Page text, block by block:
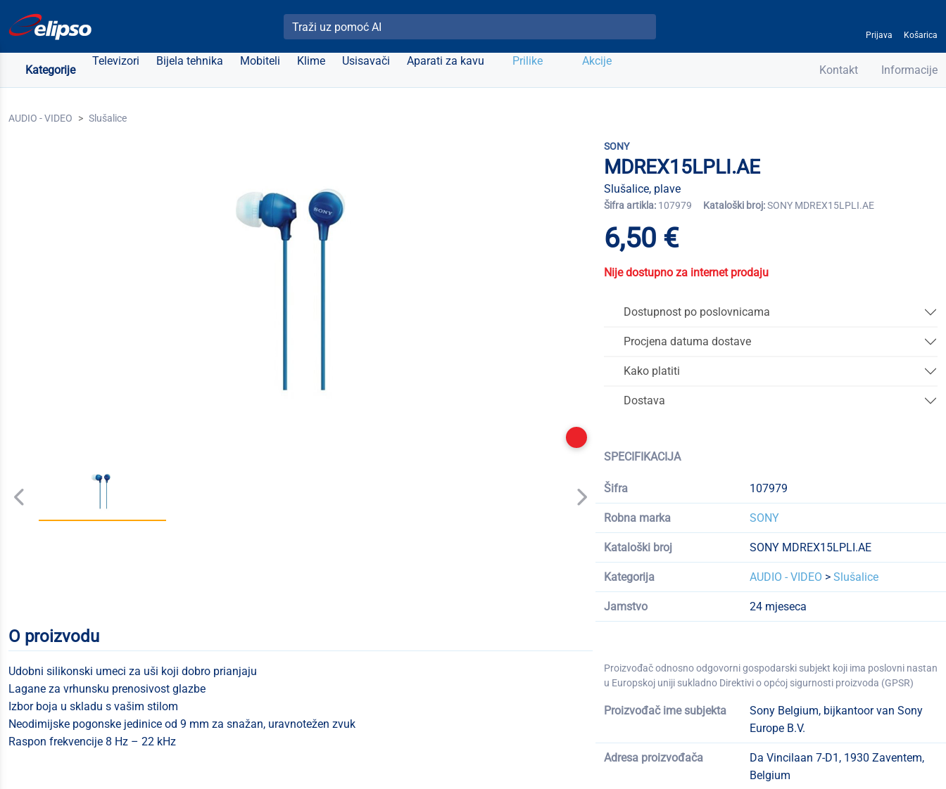
Pretraži Elipso
Prijava Košarica
Kategorije
Televizori Bijela tehnika Mobiteli Klime Usisavači Aparati za kavu Prilike Akcije
Kontakt Informacije
AUDIO - VIDEO Slušalice
SONY
MDREX15LPLI.AE
Slušalice, plave
Šifra artikla: 107979 Kataloški broj:SONY MDREX15LPLI.AE
6,50 €
Nije dostupno za internet prodaju
Dostupnost po poslovnicama
Procjena datuma dostave
Kako platiti
Dostava
SPECIFIKACIJA
Šifra 107979
Robna marka SONY
Kataloški broj SONY MDREX15LPLI.AE
Kategorija AUDIO - VIDEO >Slušalice
Jamstvo 24 mjeseca
Proizvođač odnosno odgovorni gospodarski subjekt koji ima poslovni nastan
u Europskoj uniji sukladno Direktivi o općoj sigurnosti proizvoda (GPSR)
Proizvođač ime subjekta
Sony Belgium, bijkantoor van Sony
Europe B.V.
Adresa proizvođača
Da Vincilaan 7-D1, 1930 Zaventem,
Belgium
O proizvodu
Udobni silikonski umeci za uši koji dobro prianjaju
Lagane za vrhunsku prenosivost glazbe
Izbor boja u skladu s vašim stilom
Neodimijske pogonske jedinice od 9 mm za snažan, uravnotežen zvuk
Raspon frekvencije 8 Hz – 22 kHz